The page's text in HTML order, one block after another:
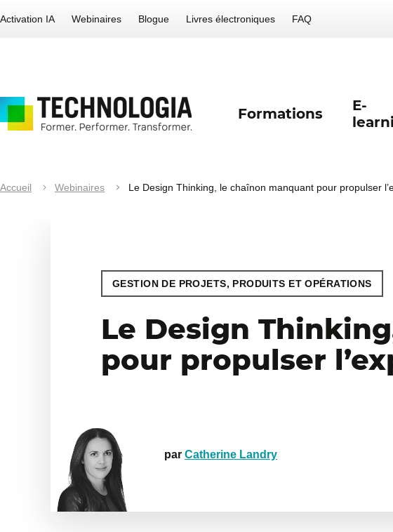
Activation IA Webinaires Blogue Livres électroniques FAQ
Formations
E-
Accueil Webinaires Le Design Thinking, le chaînon manquant pour propulser
GESTION DE PROJETS, PRODUITS ET OPÉRATIONS
Le Design
pour propulser
par Catherine Landry